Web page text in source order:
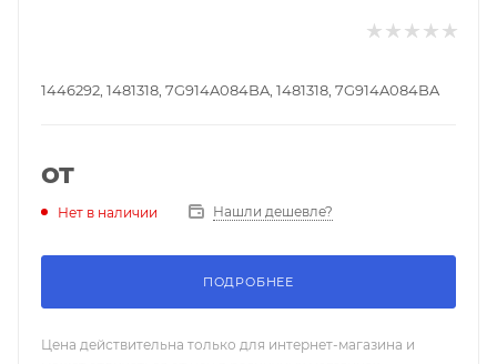
1446292, 1481318, 7G914A084BA, 1481318, 7G914A084BA
от
Нет в наличии Нашли дешевле?
ПОДРОБНЕЕ
Цена действительна только для интернет-магазина и